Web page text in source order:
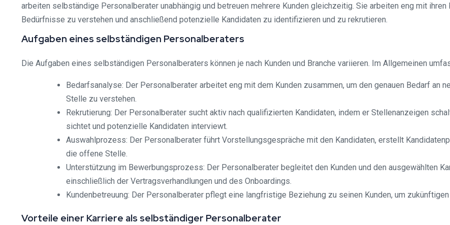
arbeiten selbständige Personalberater unabhängig und betreuen mehrere Kunden gleichzeitig. Sie arbeiten eng mit ihren
Bedürfnisse zu verstehen und anschließend potenzielle Kandidaten zu identifizieren und zu rekrutieren.
Aufgaben eines selbständigen Personalberaters
Die Aufgaben eines selbständigen Personalberaters können je nach Kunden und Branche variieren. Im Allgemeinen
Bedarfsanalyse: Der Personalberater arbeitet eng mit dem Kunden zusammen, um den genauen Bedarf an
Stelle zu verstehen.
Rekrutierung: Der Personalberater sucht aktiv nach qualifizierten Kandidaten, indem er Stellenanzeigen
sichtet und potenzielle Kandidaten interviewt.
Auswahlprozess: Der Personalberater führt Vorstellungsgespräche mit den Kandidaten, erstellt
die offene Stelle.
Unterstützung im Bewerbungsprozess: Der Personalberater begleitet den Kunden und den ausgewählten
einschließlich der Vertragsverhandlungen und des Onboardings.
Kundenbetreuung: Der Personalberater pflegt eine langfristige Beziehung zu seinen Kunden, um
Vorteile einer Karriere als selbständiger Personalberater